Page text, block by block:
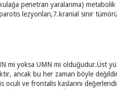
penetran yaralanma)
lezyonları,7.kranial sinir
mi yoksa UMN mi olduğudur.Üst
ancak bu her zaman böyle
ve frontalis kaslarını